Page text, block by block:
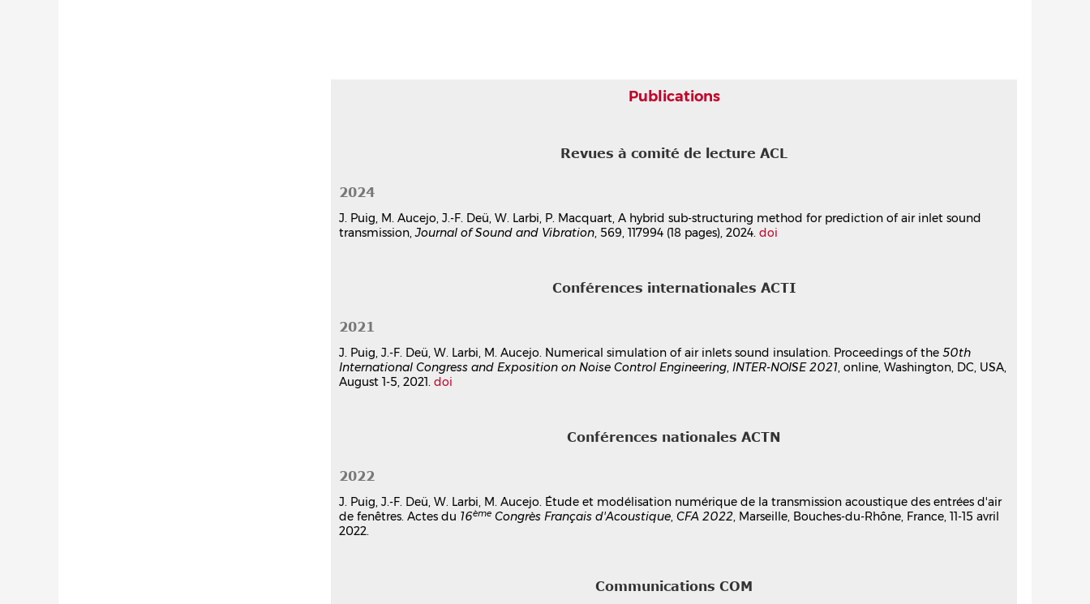
Publications
Revues à comité de lecture ACL
2024
J. Puig, M. Aucejo, J.-F. Deü, W. Larbi, P. Macquart, A hybrid sub-structuring method for prediction of air inlet sound
transmission,Journal of Sound and Vibration, 569, 117994 (18 pages), 2024. doi
Conférences internationales ACTI
2021
J. Puig, J.-F. Deü, W. Larbi, M. Aucejo. Numerical simulation of air inlets sound insulation. Proceedings of the 50th
International Congress and Exposition on Noise Control Engineering, INTER-NOISE 2021, online, Washington, DC, USA,
August 1-5, 2021. doi
Conférences nationales ACTN
2022
J. Puig, J.-F. Deü, W. Larbi, M. Aucejo. Étude et modélisation numérique de la transmission acoustique des entrées d'air
de fenêtres. Actes du 16ème Congrès Français d'Acoustique, CFA 2022, Marseille, Bouches-du-Rhône, France, 11-15 avril
2022.
Communications COM